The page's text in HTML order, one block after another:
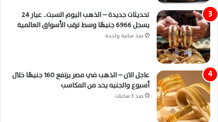
تحديثات جديدة – الذهب اليوم السبت.. عيار 24
يسجل 6966 جنيهًا وسط ترقب الأسواق العالمية
منذ ساعة واحدة
عاجل الان – الذهب في مصر يرتفع 160 جنيهًا خلال
أسبوع والجنيه يحد من المكاسب
منذ 3 ساعات